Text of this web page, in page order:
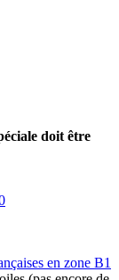
doit être
en zone B1